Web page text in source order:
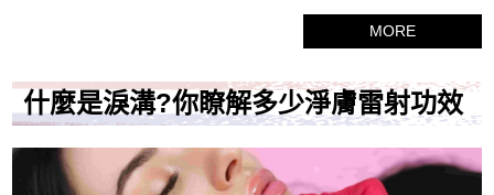
的信用額度和余額比率之間的關係有一個很好的了解。
一、餘額比率是根據您在給定月份支出的金額與債權人給
個指示點，可幫助您了解自己的立場，以及是否對報告感
MORE
什麼是淚溝?你瞭解多少淨膚雷射功效